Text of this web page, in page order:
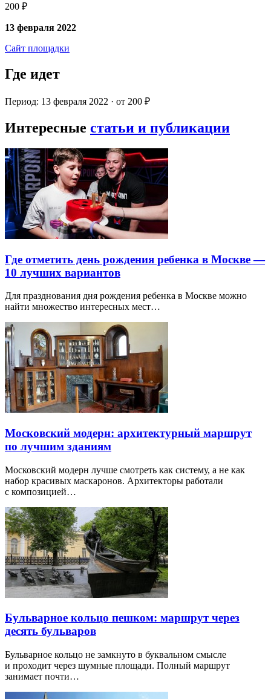
200 ₽
13 февраля 2022
Сайт площадки
Где идет
Период: 13 февраля 2022 · от 200 ₽
Интересные статьи и публикации
Где отметить день рождения ребенка в Москве —
10 лучших вариантов
Для празднования дня рождения ребенка в Москве можно
найти множество интересных мест…
Московский модерн: архитектурный маршрут
по лучшим зданиям
Московский модерн лучше смотреть как систему, а не как
набор красивых маскаронов. Архитекторы работали
с композицией…
Бульварное кольцо пешком: маршрут через
десять бульваров
Бульварное кольцо не замкнуто в буквальном смысле
и проходит через шумные площади. Полный маршрут
занимает почти…